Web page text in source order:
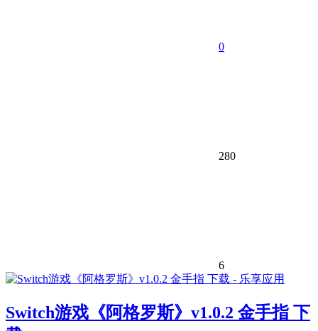
0
280
6
Switch游戏《阿格罗斯》v1.0.2 金手指 下